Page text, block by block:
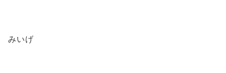
みいげ